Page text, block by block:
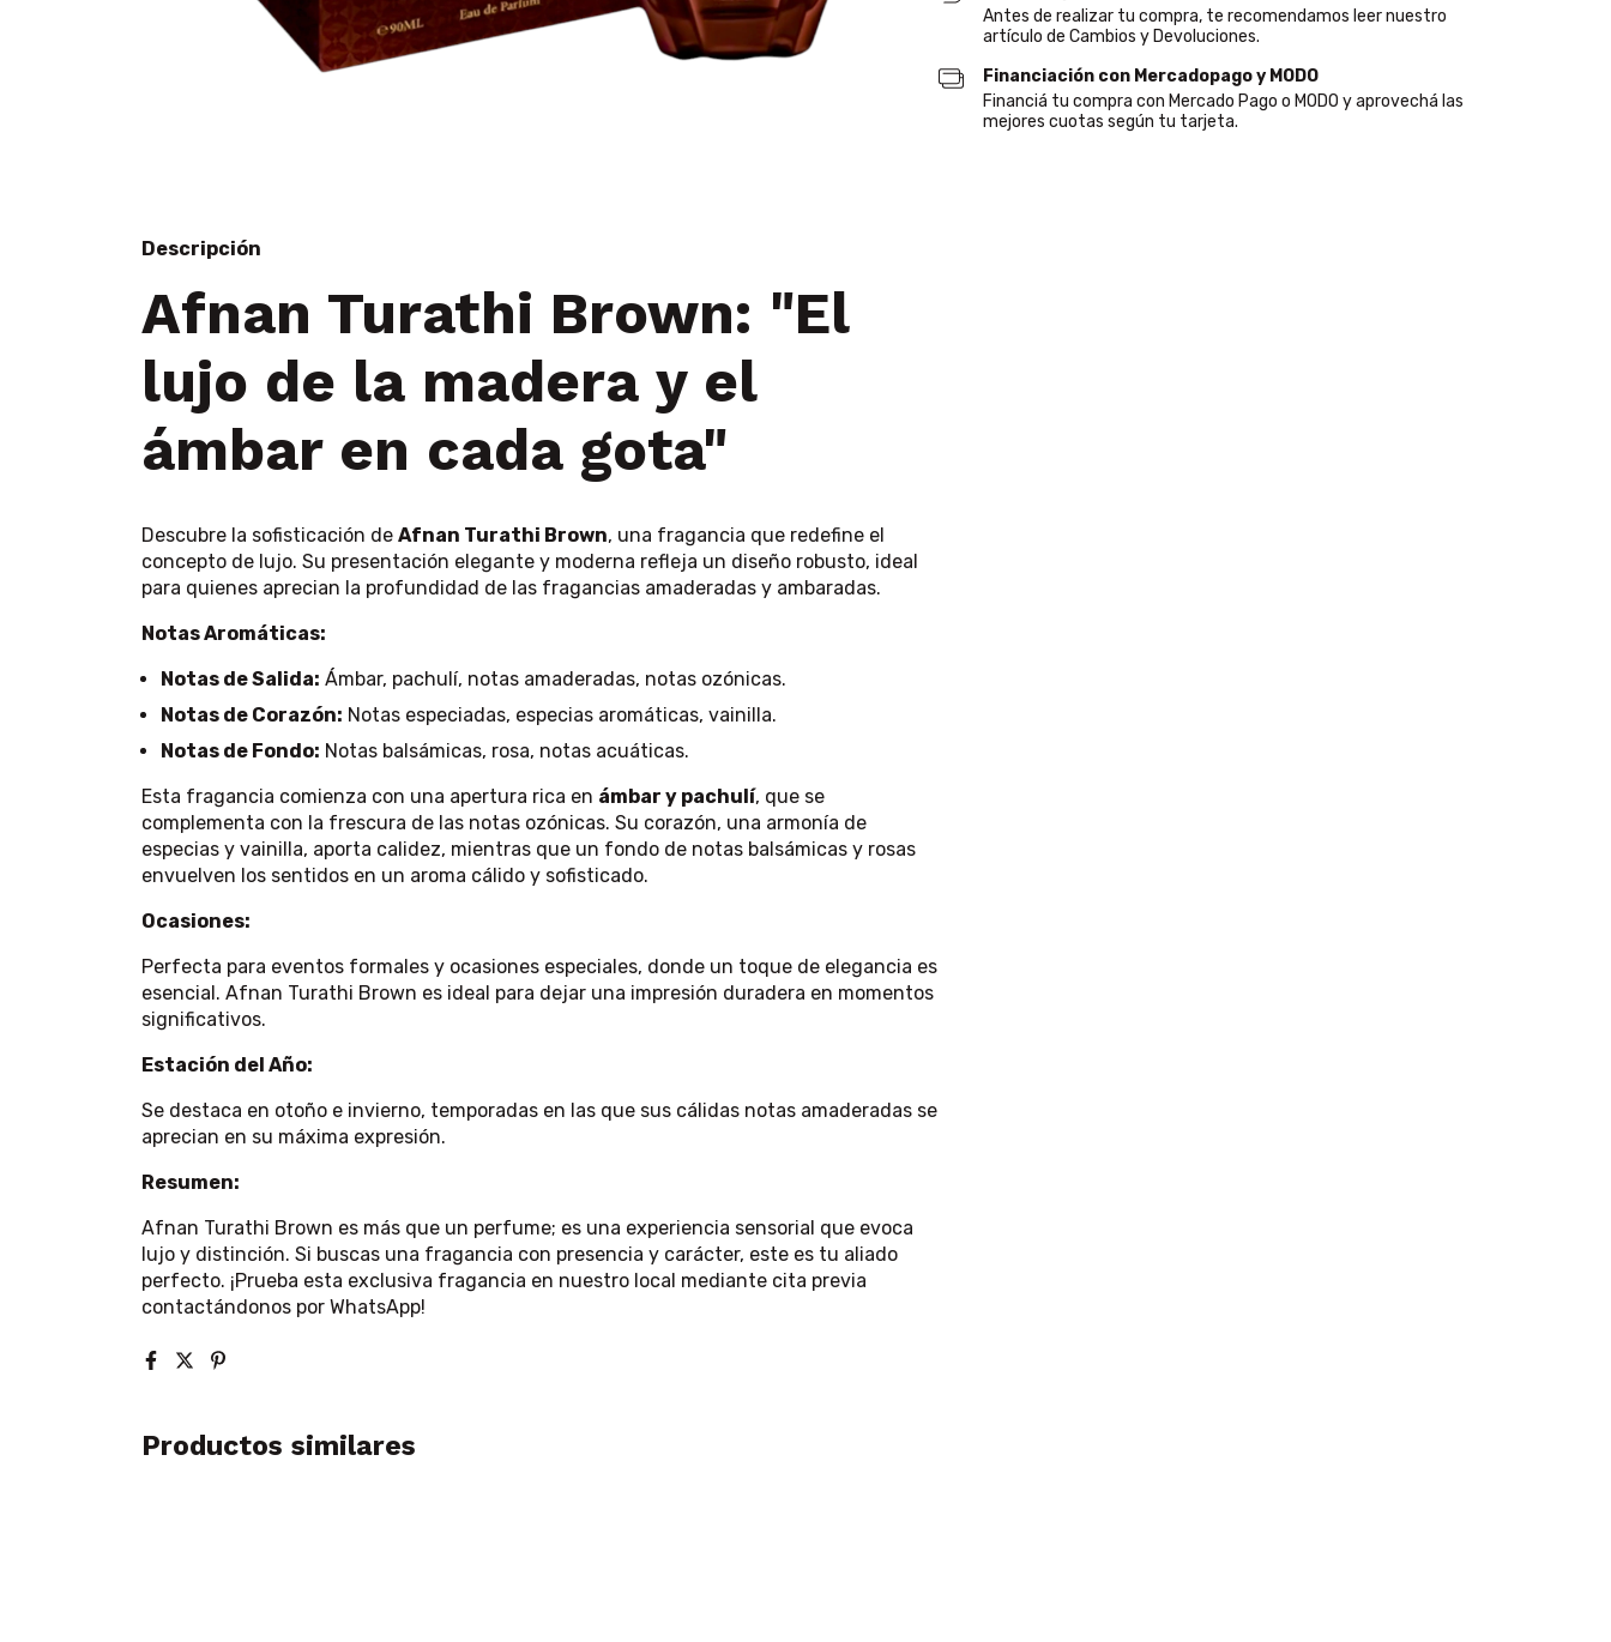
Antes de realizar tu compra, te recomendamos leer nuestro
artículo de Cambios y Devoluciones.
Financiación con Mercadopago y MODO
Financiá tu compra con Mercado Pago o MODO y aprovechá las
mejores cuotas según tu tarjeta.
Descripción
Afnan Turathi Brown: "El
lujo de la madera y el
ámbar en cada gota"
Descubre la sofisticación de Afnan Turathi Brown, una fragancia que redefine el
concepto de lujo. Su presentación elegante y moderna refleja un diseño robusto, ideal
para quienes aprecian la profundidad de las fragancias amaderadas y ambaradas.
Notas Aromáticas:
Notas de Salida: Ámbar, pachulí, notas amaderadas, notas ozónicas.
Notas de Corazón: Notas especiadas, especias aromáticas, vainilla.
Notas de Fondo: Notas balsámicas, rosa, notas acuáticas.
Esta fragancia comienza con una apertura rica en ámbar y pachulí, que se
complementa con la frescura de las notas ozónicas. Su corazón, una armonía de
especias y vainilla, aporta calidez, mientras que un fondo de notas balsámicas y rosas
envuelven los sentidos en un aroma cálido y sofisticado.
Ocasiones:
Perfecta para eventos formales y ocasiones especiales, donde un toque de elegancia es
esencial. Afnan Turathi Brown es ideal para dejar una impresión duradera en momentos
significativos.
Estación del Año:
Se destaca en otoño e invierno, temporadas en las que sus cálidas notas amaderadas se
aprecian en su máxima expresión.
Resumen:
Afnan Turathi Brown es más que un perfume; es una experiencia sensorial que evoca
lujo y distinción. Si buscas una fragancia con presencia y carácter, este es tu aliado
perfecto. ¡Prueba esta exclusiva fragancia en nuestro local mediante cita previa
contactándonos por WhatsApp!
Productos similares